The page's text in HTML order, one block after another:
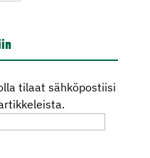
tilaat sähköpostiisi